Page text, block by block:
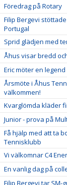
Föredrag på Rotary
Filip Bergevi
Portugal
Sprid glädjen med
Åhus visar bredd
Eric möter en
Årsmöte i Åhus
välkommen!
Kvarglömda kläder
Junior - prova på
Få hjälp med att ta
Tennisklubb
Vi välkomnar C4
En vanlig dag på
Filip Bergevi tar SM-